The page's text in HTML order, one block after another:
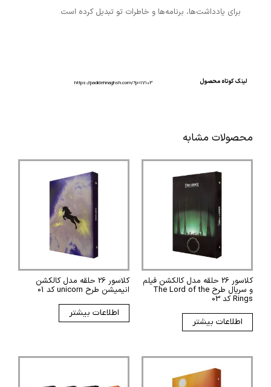
برای یادداشت‌ها، برنامه‌ها و خاطرات تو تبدیل کرده است.
لینک کوتاه محصول https://padidehnaghsh.com/?p=17103
محصولات مشابه
کلاسور 26 حلقه مدل کالکشن فیلم
و سریال طرح The Lord of the
Rings کد 03
اطلاعات بیشتر
کلاسور 26 حلقه مدل کالکشن
انیمیشن طرح unicorn کد 01
اطلاعات بیشتر